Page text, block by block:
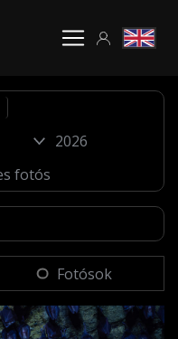
Fotósok